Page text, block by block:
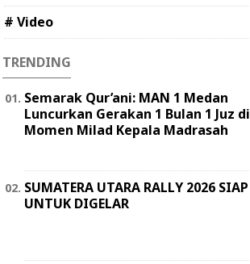
# Video
TRENDING
Semarak Qur’ani: MAN 1 Medan
Luncurkan Gerakan 1 Bulan 1 Juz di
Momen Milad Kepala Madrasah
SUMATERA UTARA RALLY 2026 SIAP
UNTUK DIGELAR